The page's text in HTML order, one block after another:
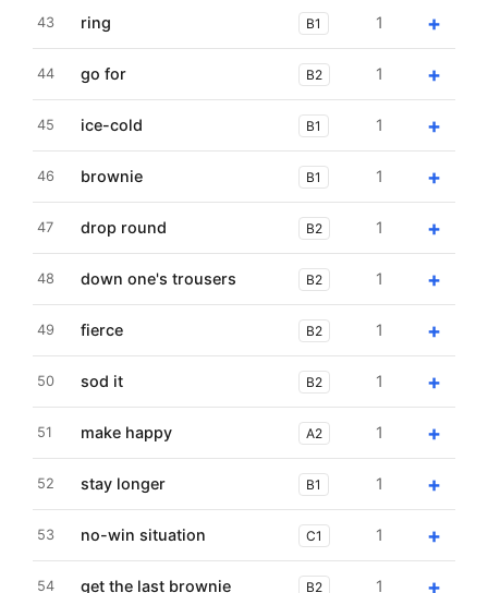
43 ring B1 1 +
44 go for B2 1 +
45 ice-cold B1 1 +
46 brownie B1 1 +
47 drop round B2 1 +
48 down one's trousers B2 1 +
49 fierce B2 1 +
50 sod it B2 1 +
51 make happy A2 1 +
52 stay longer B1 1 +
53 no-win situation C1 1 +
54 get the last brownie B2 1 +